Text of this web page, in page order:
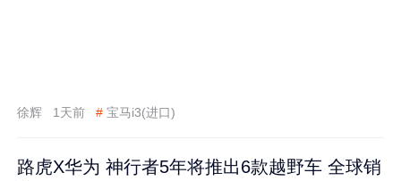
徐辉 1天前 # 宝马i3(进口)
路虎X华为 神行者5年将推出6款越野车 全球销